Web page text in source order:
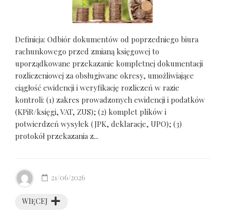
Definicja: Odbiór dokumentów od poprzedniego biura
rachunkowego przed zmianą księgowej to
uporządkowane przekazanie kompletnej dokumentacji
rozliczeniowej za obsługiwane okresy, umożliwiające
ciągłość ewidencji i weryfikację rozliczeń w razie
kontroli: (1) zakres prowadzonych ewidencji i podatków
(KPiR/księgi, VAT, ZUS); (2) komplet plików i
potwierdzeń wysyłek (JPK, deklaracje, UPO); (3)
protokół przekazania z...
WIĘCEJ
21/06/2026